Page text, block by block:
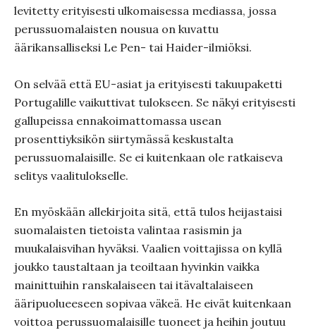
levitetty erityisesti ulkomaisessa mediassa, jossa
perussuomalaisten nousua on kuvattu
äärikansalliseksi Le Pen- tai Haider-ilmiöksi.
On selvää että EU-asiat ja erityisesti takuupaketti
Portugalille vaikuttivat tulokseen. Se näkyi erityisesti
gallupeissa ennakoimattomassa usean
prosenttiyksikön siirtymässä keskustalta
perussuomalaisille. Se ei kuitenkaan ole ratkaiseva
selitys vaalitulokselle.
En myöskään allekirjoita sitä, että tulos heijastaisi
suomalaisten tietoista valintaa rasismin ja
muukalaisvihan hyväksi. Vaalien voittajissa on kyllä
joukko taustaltaan ja teoiltaan hyvinkin vaikka
mainittuihin ranskalaiseen tai itävaltalaiseen
ääripuolueeseen sopivaa väkeä. He eivät kuitenkaan
voittoa perussuomalaisille tuoneet ja heihin joutuu